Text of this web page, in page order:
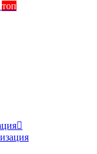
топ
